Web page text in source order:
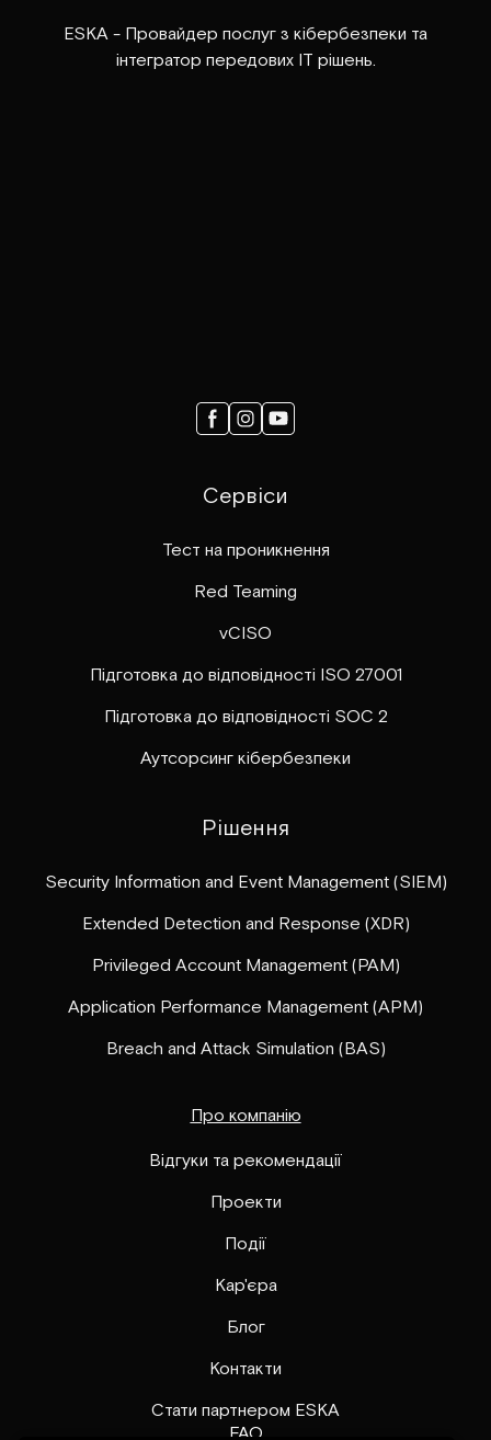
ESKA - Провайдер послуг з кібербезпеки та
інтегратор передових ІТ рішень.
Сервіси
Тест на проникнення
Red Teaming
vCISO
Підготовка до відповідності ISO 27001
Підготовка до відповідності SOC 2
Аутсорсинг кібербезпеки
Рішення
Security Information and Event Management (SIEM)
Extended Detection and Response (XDR)
Privileged Account Management (PAM)
Application Performance Management (APM)
Breach and Attack Simulation (BAS)
Про компанію
Відгуки та рекомендації
Проекти
Події
Кар'єра
Блог
Контакти
Стати партнером ESKA
FAQ